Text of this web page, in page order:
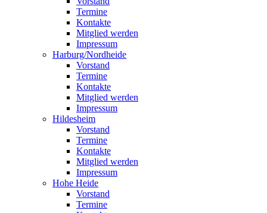
Termine
Kontakte
Mitglied werden
Impressum
Harburg/Nordheide
Vorstand
Termine
Kontakte
Mitglied werden
Impressum
Hildesheim
Vorstand
Termine
Kontakte
Mitglied werden
Impressum
Hohe Heide
Vorstand
Termine